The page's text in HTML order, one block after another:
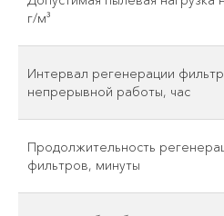
г/м³
Интервал регенерации
непрерывной работы, час
Продолжительность
фильтров, минуты